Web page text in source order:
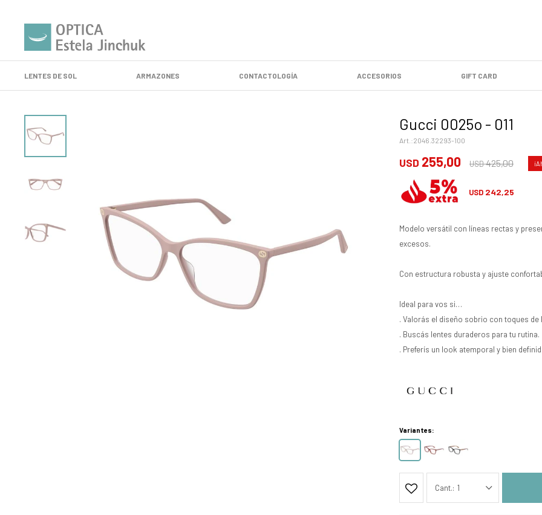
LENTES DE SOL ARMAZONES CONTACTOLOGÍA ACCESORIOS GIFT CARD
Gucci 0025o - 011
2046.32293-100
USD 255,00 USD425,00
USD 242,25
Modelo versátil con líneas rectas y
excesos.
Con estructura robusta y ajuste
Ideal para vos si…
. Valorás el diseño sobrio con toques de
. Buscás lentes duraderos para tu rutina.
. Preferís un look atemporal y bien
Variantes:
1